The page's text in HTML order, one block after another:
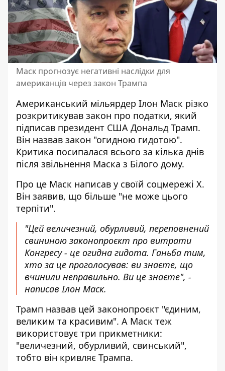
Маск прогнозує негативні наслідки для
американців через закон Трампа
Американський мільярдер Ілон Маск різко
розкритикував закон про податки, який
підписав президент США Дональд Трамп.
Він назвав закон "огидною гидотою".
Критика посипалася всього за кілька днів
після звільнення Маска з Білого дому.
Про це Маск написав у своїй соцмережі X.
Він заявив, що більше "не може цього
терпіти".
"Цей величезний, обурливий, переповнений
свининою законопроєкт про витрати
Конгресу - це огидна гидота. Ганьба тим,
хто за це проголосував: ви знаєте, що
вчинили неправильно. Ви це знаєте", -
написав Ілон Маск.
Трамп назвав цей законопроєкт "єдиним,
великим та красивим". А Маск теж
використовує три прикметники:
"величезний, обурливий, свинський",
тобто він кривляє Трампа.